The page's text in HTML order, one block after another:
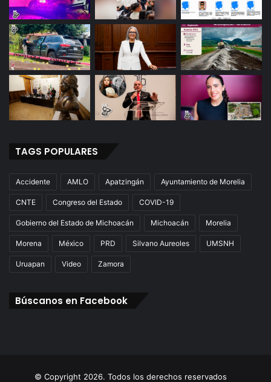
TAGS POPULARES
Accidente AMLO Apatzingán Ayuntamiento de Morelia
CNTE Congreso del Estado COVID-19
Gobierno del Estado de Michoacán Michoacán Morelia
Morena México PRD Silvano Aureoles UMSNH
Uruapan Video Zamora
Búscanos en Facebook
© Copyright 2026. Todos los derechos reservados